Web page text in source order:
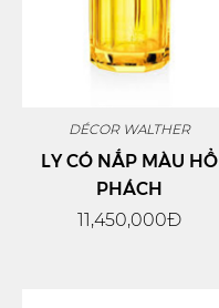
DÉCOR WALTHER
LY CÓ NẮP MÀU HỔ
PHÁCH
11,450,000Đ